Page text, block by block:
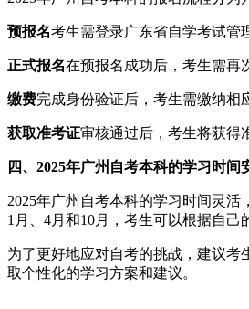
预报名考生需登录广东省自学考试管
正式报名在预报名成功后，考生需再
缴费完成身份验证后，考生需缴纳相
获取准考证审核通过后，考生将获得
四、2025年广州自考本科的学习时间
2025年广州自考本科的学习时间灵
1月、4月和10月，考生可以根据自己
为了更好地应对自考的挑战，建议
取个性化的学习方案和建议。